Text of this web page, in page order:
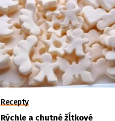
Recepty
Rýchle a chutné žĺtkové